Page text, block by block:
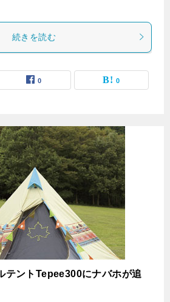
続きを読む
0 0
テントTepee300にナバホが追